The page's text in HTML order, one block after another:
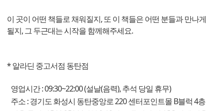
이 곳이 어떤 책들로 채워질지, 또 이 책들은 어떤 분들과 만나게
될지, 그 두근대는 시작을 함께해주세요.
* 알라딘 중고서점 동탄점
영업시간 : 09:30~22:00 (설날(음력), 추석 당일 휴무)
주소 : 경기도 화성시 동탄중앙로 220 센터포인트몰 B블럭 4층